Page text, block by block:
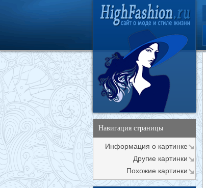
Навигация страницы
Информация о картинке
Другие картинки
Похожие картинки